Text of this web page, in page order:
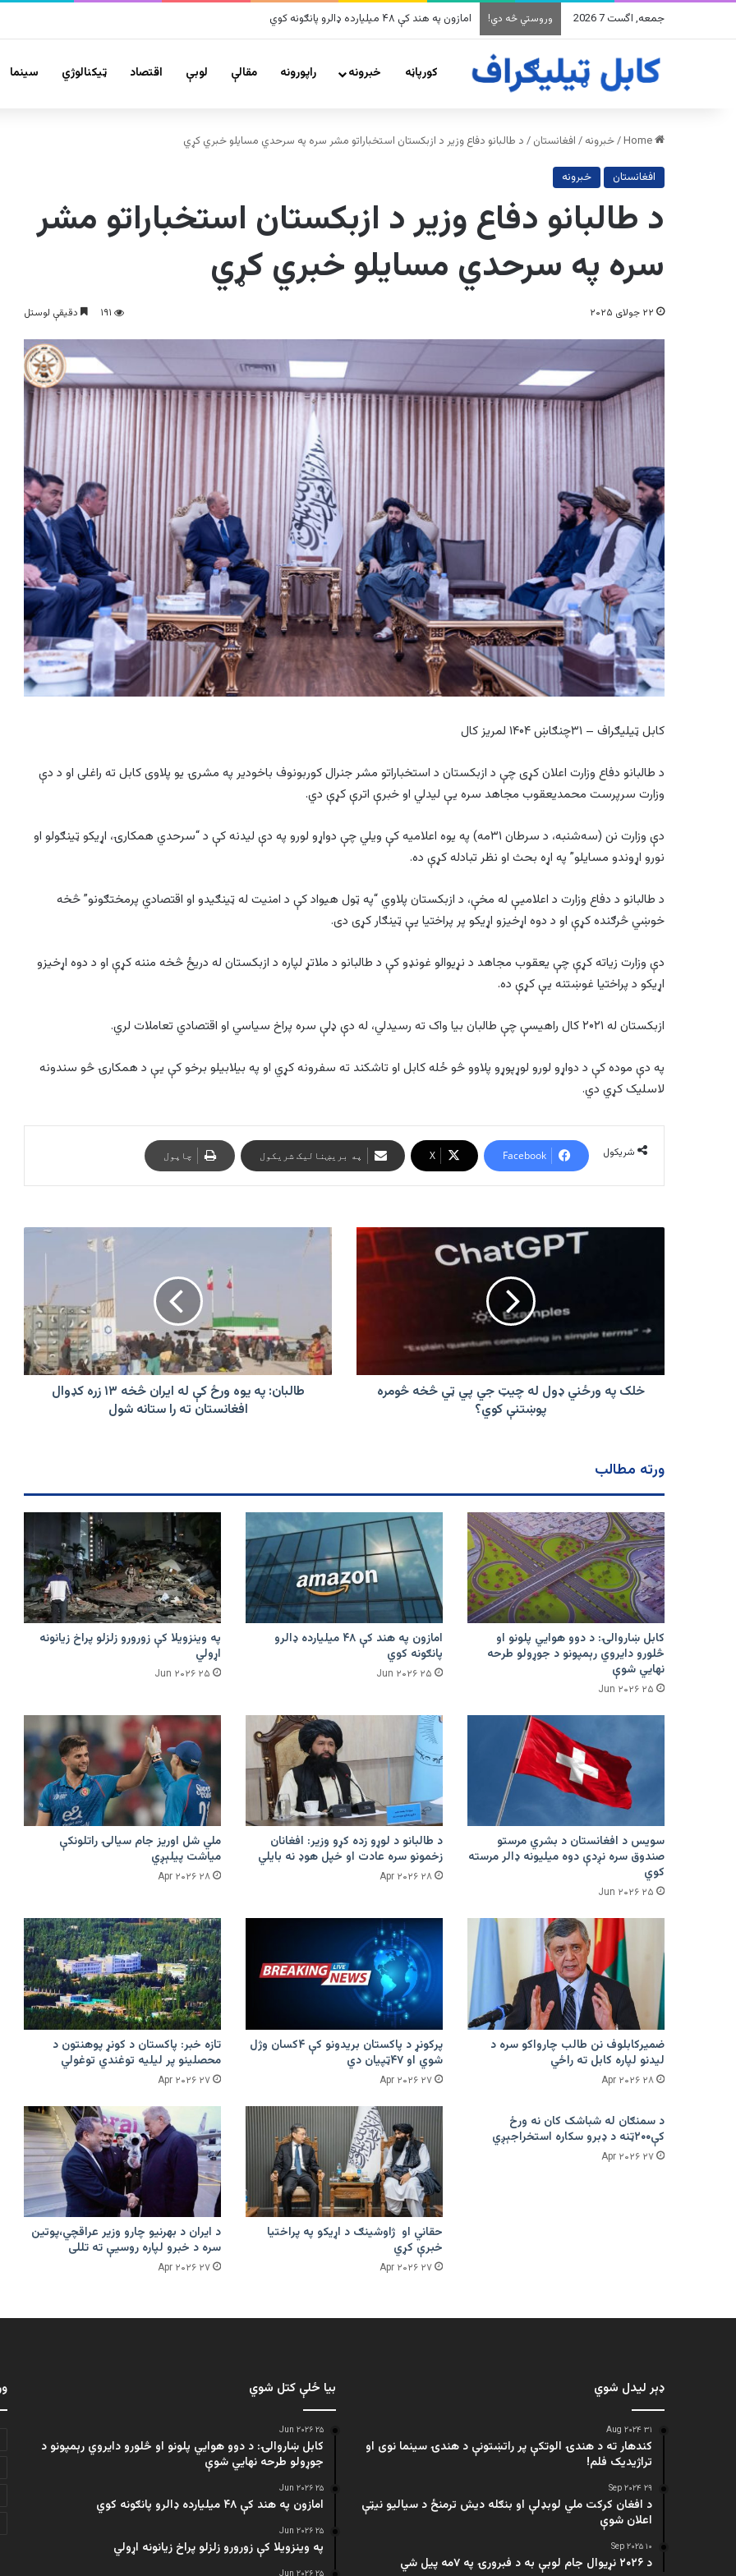
جمعه, اگست 7 2026 وروستي څه دي! په وینزویلا کې زورورو زلزلو پراخ زیانونه اړولي
کورپاڼه خبرونه راپورونه مقالې لوبې اقتصاد ټیکنالوژي سينما
/خبرونه / افغانستان / د طالبانو دفاع وزیر د ازبکستان استخباراتو مشر سره په سرحدي مسایلو خبري کړي
افغانستان خبرونه
د طالبانو دفاع وزیر د ازبکستان استخباراتو مشر
سره په سرحدي مسایلو خبري کړي
۲۲ جولای ۲۰۲۵ ۱۹۱ دقیقې لوستل
کابل ټیلیګراف – ۳۱چنګاښ ۱۴۰۴ لمریز کال
د طالبانو دفاع وزارت اعلان کړی چې د ازبکستان د استخباراتو مشر جنرال کوربونوف باخودیر په مشرۍ یو پلاوی کابل ته راغلی او د دې
وزارت سرپرست محمدیعقوب مجاهد سره یې لیدلي او خبرې اترې کړې دي.
دې وزارت نن (سه‌شنبه، د سرطان ۳۱مه) په یوه اعلامیه کې ویلي چې دواړو لورو په دې لیدنه کې د “سرحدي همکارۍ، اړیکو ټینګولو او
نورو اړوندو مسایلو” په اړه بحث او نظر تبادله کړې ده.
د طالبانو د دفاع وزارت د اعلامیې له مخې، د ازبکستان پلاوي “په ټول هیواد کې د امنیت له ټینګیدو او اقتصادي پرمختګونو” څخه
خوښي څرګنده کړې او د دوه اړخیزو اړیکو پر پراختیا یې ټینګار کړی دی.
دې وزارت زیاته کړې چې یعقوب مجاهد د نړیوالو غونډو کې د طالبانو د ملاتړ لپاره د ازبکستان له دریځ څخه مننه کړې او د دوه اړخیزو
اړیکو د پراختیا غوښتنه یې کړې ده.
ازبکستان له ۲۰۲۱ کال راهیسې چې طالبان بیا واک ته رسیدلي، له دې ډلې سره پراخ سیاسي او اقتصادي تعاملات لري.
په دې موده کې د دواړو لورو لوړپوړو پلاوو څو ځله کابل او تاشکند ته سفرونه کړي او په بیلابیلو برخو کې یې د همکارۍ څو سندونه
لاسلیک کړي دي.
شریکول Facebook
X په بریښنالیک شریکول چاپول
خلک
جي
ټي
خلک په ورځني ډول له چیټ جي پي ټي څخه څومره
پوښتنې کوي؟
طالبان:
ایران
څخه
۱۳
شول
طالبان: په یوه ورځ کې له ایران څخه ۱۳ زره کډوال
افغانستان ته را ستانه شول
ورته مطالب
کابل ښاروالۍ: د دوو هوايي پلونو او
څلورو دایروي رېمپونو د جوړولو طرحه
نهایي شوې
۲۵ Jun ۲۰۲۶
امازون په هند کې ۴۸ میلیارده ډالرو
پانګونه کوي
۲۵ Jun ۲۰۲۶
په وینزویلا کې زورورو زلزلو پراخ زیانونه
اړولي
۲۵ Jun ۲۰۲۶
سویس د افغانستان د بشري مرستو
صندوق سره نږدې دوه میلیونه ډالر مرسته
کوي
۲۵ Jun ۲۰۲۶
د طالبانو د لوړو زده کړو وزیر: افغانان
زخمونو سره عادت او خپل هوډ نه بایلي
۲۸ Apr ۲۰۲۶
ملي شل اوریز جام سیالۍ راتلونکې
میاشت پیلېږي
۲۸ Apr ۲۰۲۶
ضمیرکابلوف نن طالب چارواکو سره د
لیدنو لپاره کابل ته راځي
۲۸ Apr ۲۰۲۶
پرکونړ د پاکستان بریدونو کې ۴کسان وژل
شوي او ۴۷ټپیان دي
۲۷ Apr ۲۰۲۶
تازه خبر: پاکستان د کونړ پوهنتون د
محصلینو پر لیلیه توغندي توغولي
۲۷ Apr ۲۰۲۶
د سمنګان له شباشک کان نه ورځ
کې۲۰۰ټنه د ډبرو سکاره استخراجېږي
۲۷ Apr ۲۰۲۶
حقاني او ژاوشینګ د اړیکو په پراختیا
خبرې کړي
۲۷ Apr ۲۰۲۶
د ایران د بهرنیو چارو وزیر عراقچي،پوتین
سره د خبرو لپاره روسیې ته تللی
۲۷ Apr ۲۰۲۶
ډېر لیدل شوي
۳۱ Aug ۲۰۲۴
کندهار ته د هندۍ الوتکې پر راتښتونې د هندۍ سینما نوی او
تراژيديک فلم!
۲۹ Sep ۲۰۲۴
د افغان کرکت ملي لوبډلې او بنګله دیش ترمنځ د سیالیو نیټې
اعلان شوې
۱۰ Sep ۲۰۲۵
د ۲۰۲۶ نړیوال جام لوبې به د فبرورۍ په ۷مه پیل شي
بیا ځلې کتل شوي
۲۵ Jun ۲۰۲۶
کابل ښاروالۍ: د دوو هوايي پلونو او څلورو دایروي رېمپونو د
جوړولو طرحه نهایي شوې
۲۵ Jun ۲۰۲۶
امازون په هند کې ۴۸ میلیارده ډالرو پانګونه کوي
۲۵ Jun ۲۰۲۶
په وینزویلا کې زورورو زلزلو پراخ زیانونه اړولي